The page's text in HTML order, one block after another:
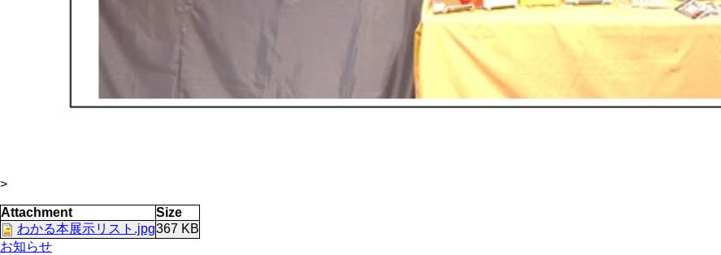
>
Attachment
Size
わかる本展示リスト.jpg367 KB
お知らせ